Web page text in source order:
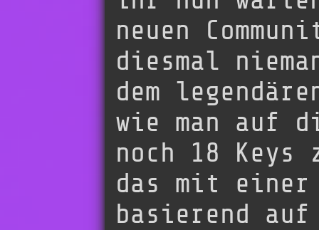
neuen
diesmal
dem
wie man auf
noch 18 Keys
das mit einer
basierend